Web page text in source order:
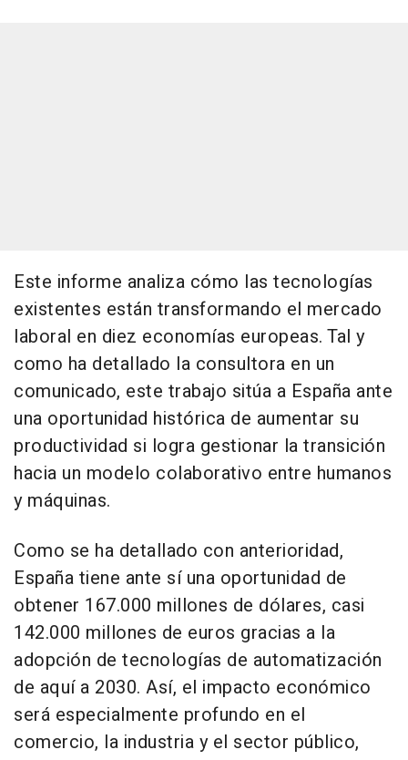
Este informe analiza cómo las tecnologías
existentes están transformando el mercado
laboral en diez economías europeas. Tal y
como ha detallado la consultora en un
comunicado, este trabajo sitúa a España ante
una oportunidad histórica de aumentar su
productividad si logra gestionar la transición
hacia un modelo colaborativo entre humanos
y máquinas.
Como se ha detallado con anterioridad,
España tiene ante sí una oportunidad de
obtener 167.000 millones de dólares, casi
142.000 millones de euros gracias a la
adopción de tecnologías de automatización
de aquí a 2030. Así, el impacto económico
será especialmente profundo en el
comercio, la industria y el sector público,